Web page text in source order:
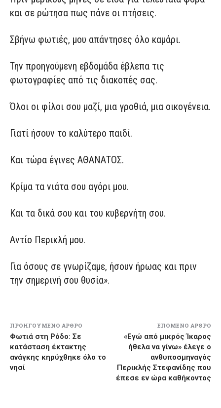
και σε ρώτησα πως πάνε οι πτήσεις.
Σβήνω φωτιές, μου απάντησες όλο καμάρι.
Την προηγούμενη εβδομάδα έβλεπα τις
φωτογραφίες από τις διακοπές σας.
Όλοι οι φίλοι σου μαζί, μια γροθιά, μια οικογένεια.
Γιατί ήσουν το καλύτερο παιδί.
Και τώρα έγινες ΑΘΑΝΑΤΟΣ.
Κρίμα τα νιάτα σου αγόρι μου.
Και τα δικά σου και του κυβερνήτη σου.
Αντίο Περικλή μου.
Για όσους σε γνωρίζαμε, ήσουν ήρωας και πριν
την σημερινή σου θυσία».
ΠΡΟΗΓΟΎΜΕΝΟ ΆΡΘΡΟ
Φωτιά στη Ρόδο: Σε
κατάσταση έκτακτης
ανάγκης κηρύχθηκε όλο το
νησί
ΕΠΌΜΕΝΟ ΆΡΘΡΟ
«Εγώ από μικρός Ίκαρος
ήθελα να γίνω» έλεγε ο
ανθυποσμηναγός
Περικλής Στεφανίδης που
έπεσε εν ώρα καθήκοντος